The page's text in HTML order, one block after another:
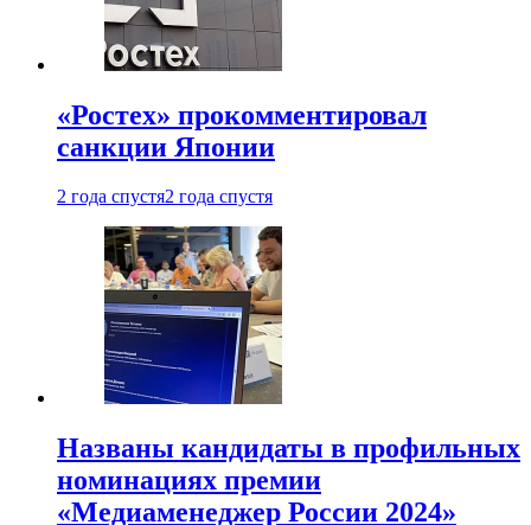
«Ростех» прокомментировал
санкции Японии
2 года спустя2 года спустя
Названы кандидаты в профильных
номинациях премии
«Медиаменеджер России 2024»